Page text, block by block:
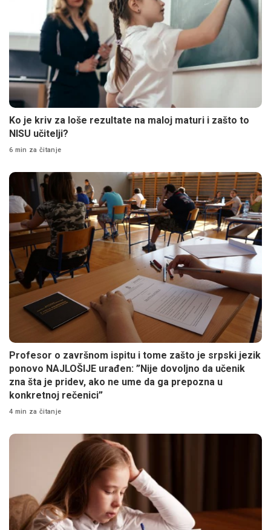
Ko je kriv za loše rezultate na maloj maturi i zašto to
NISU učitelji?
6 min za čitanje
Profesor o završnom ispitu i tome zašto je srpski jezik
ponovo NAJLOŠIJE urađen: ”Nije dovoljno da učenik
zna šta je pridev, ako ne ume da ga prepozna u
konkretnoj rečenici”
4 min za čitanje